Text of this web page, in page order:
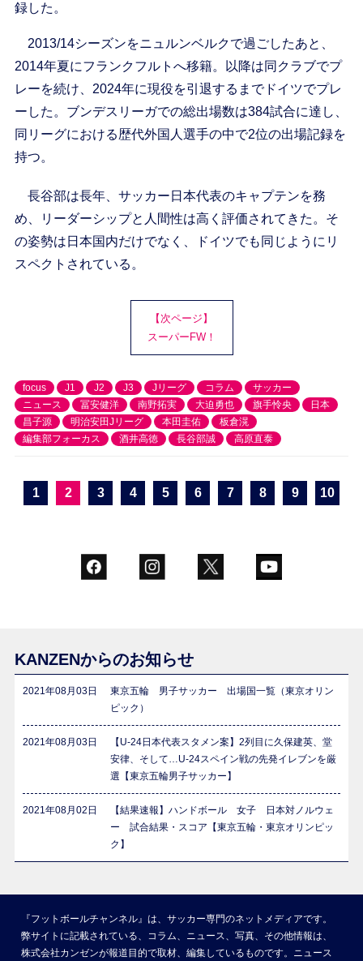
録した。
2013/14シーズンをニュルンベルクで過ごしたあと、
2014年夏にフランクフルトへ移籍。以降は同クラブでプ
レーを続け、2024年に現役を引退するまでドイツでプレ
ーした。ブンデスリーガでの総出場数は384試合に達し、
同リーグにおける歴代外国人選手の中で2位の出場記録を
持つ。
長谷部は長年、サッカー日本代表のキャプテンを務
め、リーダーシップと人間性は高く評価されてきた。そ
の姿勢は日本国内だけでなく、ドイツでも同じようにリ
スペクトされている。
【次ページ】
スーパーFW！
focus J1 J2 J3 Jリーグ コラム
サッカー
ニュース
冨安健洋 南野拓実 大迫勇也 旗手怜央
日本
昌子源
明治安田Jリーグ 本田圭佑
板倉滉
編集部フォーカス
酒井高徳 長谷部誠 高原直泰
1 2 3 4 5 6 7 8 9 10
KANZENからのお知らせ
2021年08月03日
東京五輪 男子サッカー 出場国一覧（東京オリン
ピック）
2021年08月03日
【U-24日本代表スタメン案】2列目に久保建英、堂
安律、そして…U-24スペイン戦の先発イレブンを厳
選【東京五輪男子サッカー】
2021年08月02日
【結果速報】ハンドボール 女子 日本対ノルウェ
ー 試合結果・スコア【東京五輪・東京オリンピッ
ク】
『フットボールチャンネル』は、サッカー専門のネットメディアです。
弊サイトに記載されている、コラム、ニュース、写真、その他情報は、
株式会社カンゼンが報道目的で取材、編集しているものです。ニュース